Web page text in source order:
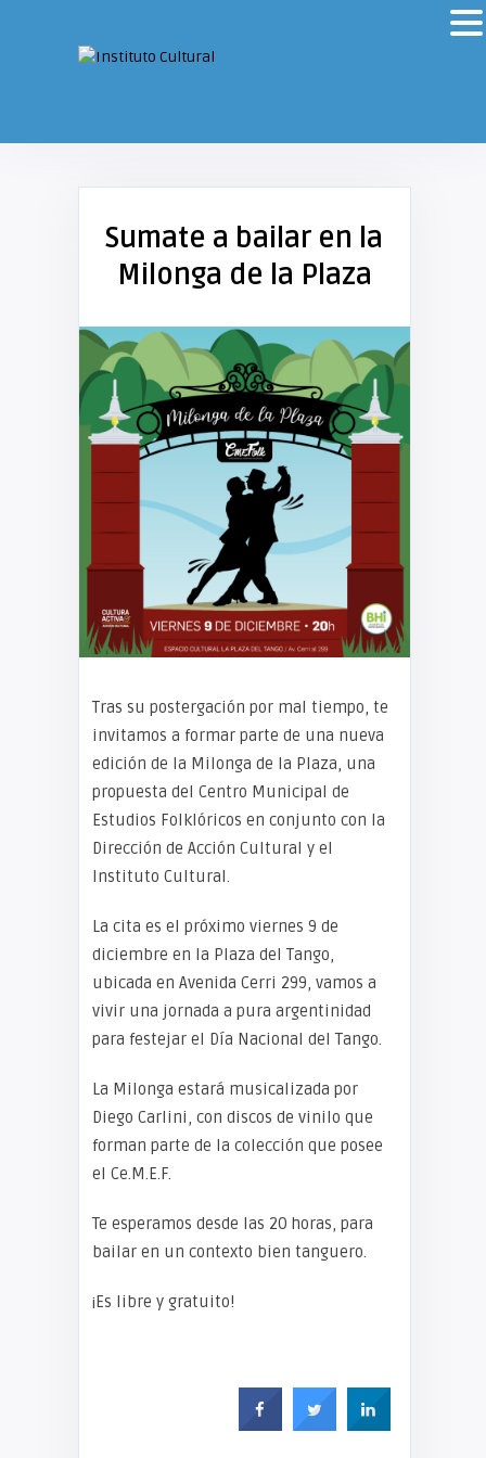
Sumate a bailar en la
Milonga de la Plaza
Tras su postergación por mal tiempo, te
invitamos a formar parte de una nueva
edición de la Milonga de la Plaza, una
propuesta del Centro Municipal de
Estudios Folklóricos en conjunto con la
Dirección de Acción Cultural y el
Instituto Cultural.
La cita es el próximo viernes 9 de
diciembre en la Plaza del Tango,
ubicada en Avenida Cerri 299, vamos a
vivir una jornada a pura argentinidad
para festejar el Día Nacional del Tango.
La Milonga estará musicalizada por
Diego Carlini, con discos de vinilo que
forman parte de la colección que posee
el Ce.M.E.F.
Te esperamos desde las 20 horas, para
bailar en un contexto bien tanguero.
¡Es libre y gratuito!